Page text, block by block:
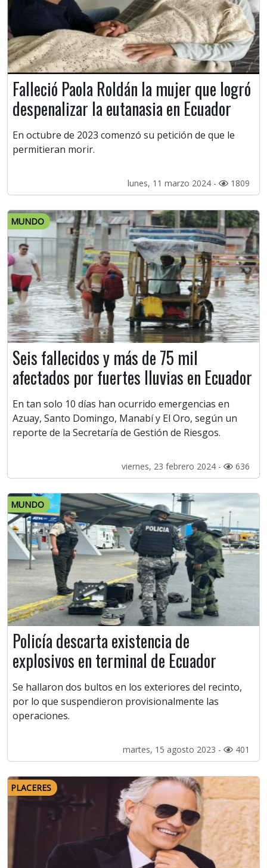
Falleció Paola Roldán la mujer que logró
despenalizar la eutanasia en Ecuador
En octubre de 2023 comenzó su petición de que le
permitieran morir.
lunes, 11 marzo 2024 - 1809
MUNDO
Seis fallecidos y más de 75 mil
afectados por fuertes lluvias en Ecuador
En tan solo 10 días han ocurrido emergencias en
Azuay, Santo Domingo, Manabí y El Oro, según un
reporte de la Secretaría de Gestión de Riesgos.
viernes, 23 febrero 2024 - 636
MUNDO
Policía descarta existencia de
explosivos en terminal de Ecuador
Se hallaron dos bultos en los exteriores del recinto,
por lo que suspendieron provisionalmente las
operaciones.
martes, 15 agosto 2023 - 401
PLACERES